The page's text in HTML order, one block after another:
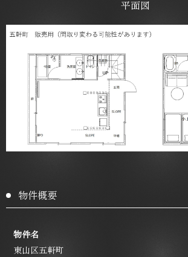
平面図
物件概要
物件名
東山区五軒町